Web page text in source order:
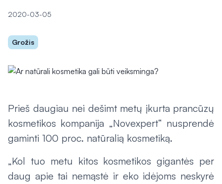
2020-03-05
Grožis
Prieš daugiau nei dešimt metų įkurta prancūzų
kosmetikos kompanija „Novexpert“ nusprendė
gaminti 100 proc. natūralią kosmetiką.
„Kol tuo metu kitos kosmetikos gigantės per
daug apie tai nemąstė ir eko idėjoms neskyrė